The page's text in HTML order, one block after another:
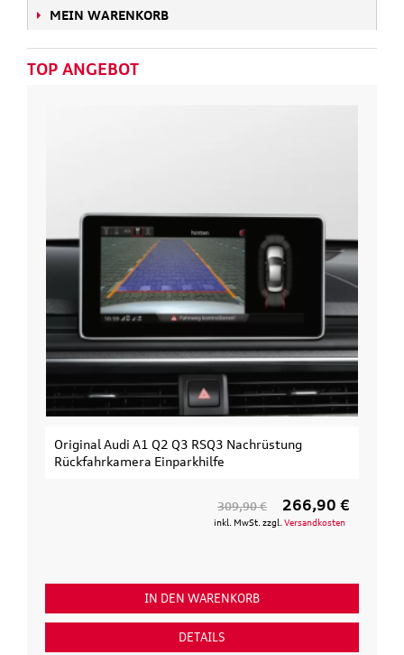
MEIN WARENKORB
TOP ANGEBOT
Original Audi A1 Q2 Q3 RSQ3 Nachrüstung
Rückfahrkamera Einparkhilfe
309,90 € 266,90 €
inkl. MwSt. zzgl. Versandkosten
IN DEN WARENKORB
DETAILS